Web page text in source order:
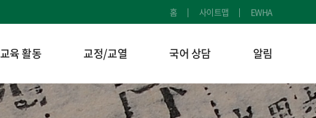
홈 사이트맵 EWHA
교육 활동 교정/교열 국어 상담 알림